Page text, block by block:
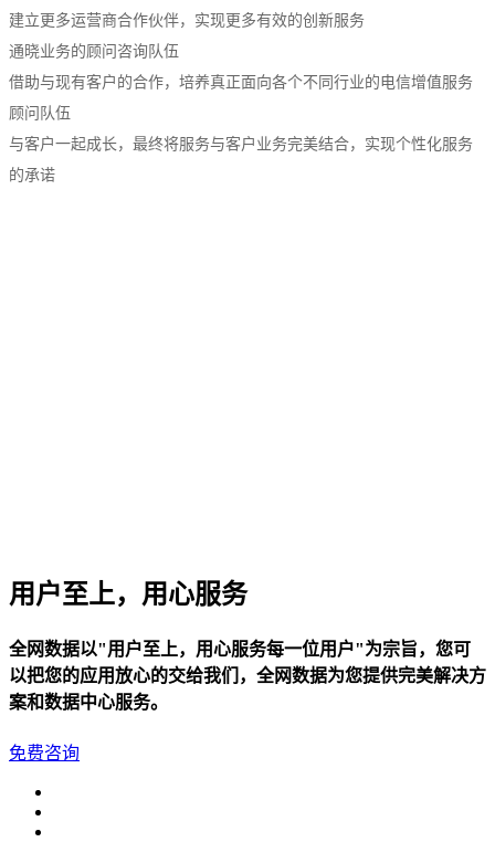
建立更多运营商合作伙伴，实现更多有效的创新服务
通晓业务的顾问咨询队伍
借助与现有客户的合作，培养真正面向各个不同行业的电信增值服务
顾问队伍
与客户一起成长，最终将服务与客户业务完美结合，实现个性化服务
的承诺
用户至上，用心服务
全网数据以"用户至上，用心服务每一位用户"为宗旨，您可
以把您的应用放心的交给我们，全网数据为您提供完美解决方
案和数据中心服务。
免费咨询